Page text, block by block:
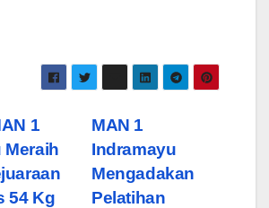
MAN 1
Indramayu
Mengadakan
Pelatihan
1
Meraih
54 Kg